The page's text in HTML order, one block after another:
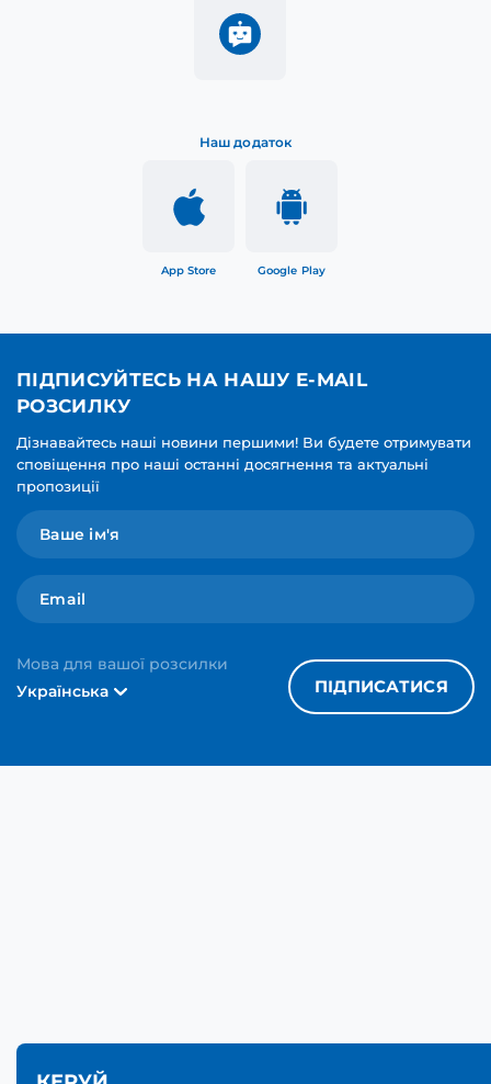
Наш додаток
App Store Google Play
ПІДПИСУЙТЕСЬ НА НАШУ E-MAIL
РОЗСИЛКУ
Дізнавайтесь наші новини першими! Ви будете отримувати
сповіщення про наші останні досягнення та актуальні
пропозиції
Мова для вашої розсилки
Українська
ПІДПИСАТИСЯ